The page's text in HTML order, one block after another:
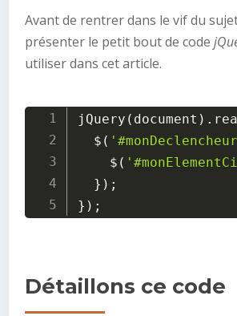
Avant de rentrer dans le vif du
présenter le petit bout de code
utiliser dans cet article.
jQuery ( document ) .
$ (
$ (
} ) ;
} ) ;
Détaillons ce code